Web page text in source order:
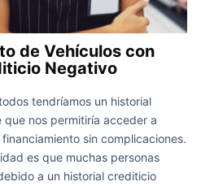
de Vehículos con
Negativo
tendríamos un historial
nos permitiría acceder a
sin complicaciones.
es que muchas personas
a un historial crediticio